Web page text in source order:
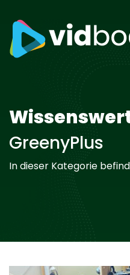
GreenyPlus
In dieser Kategorie